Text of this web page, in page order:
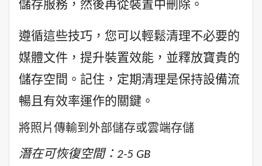
儲存服務，然後再從裝置中刪除。
遵循這些技巧，您可以輕鬆清理不必要的
媒體文件，提升裝置效能，並釋放寶貴的
儲存空間。記住，定期清理是保持設備流
暢且有效率運作的關鍵。
將照片傳輸到外部儲存或雲端存儲
潛在可恢復空間：2-5 GB